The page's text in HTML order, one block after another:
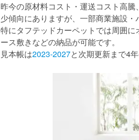
昨今の原材料コスト・運送コスト高
少傾向にありますが、一部商業施設・
特にタフテッドカーペットでは周囲
ース敷きなどの納品が可能です。
見本帳は2023-2027と次期更新まで4